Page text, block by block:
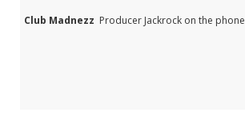
Club Madnezz Producer Jackrock on the phone